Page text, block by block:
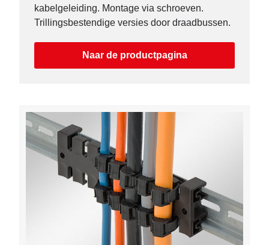
kabelgeleiding. Montage via schroeven.
Trillingsbestendige versies door draadbussen.
Naar de productpagina